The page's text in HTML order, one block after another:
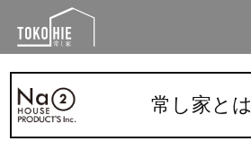
常し家とは